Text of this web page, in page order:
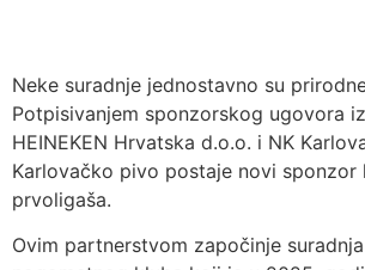
Neke suradnje jednostavno su
Potpisivanjem sponzorskog ugovora
HEINEKEN Hrvatska d.o.o. i NK
Karlovačko pivo postaje novi sponzor
prvoligaša.
Ovim partnerstvom započinje